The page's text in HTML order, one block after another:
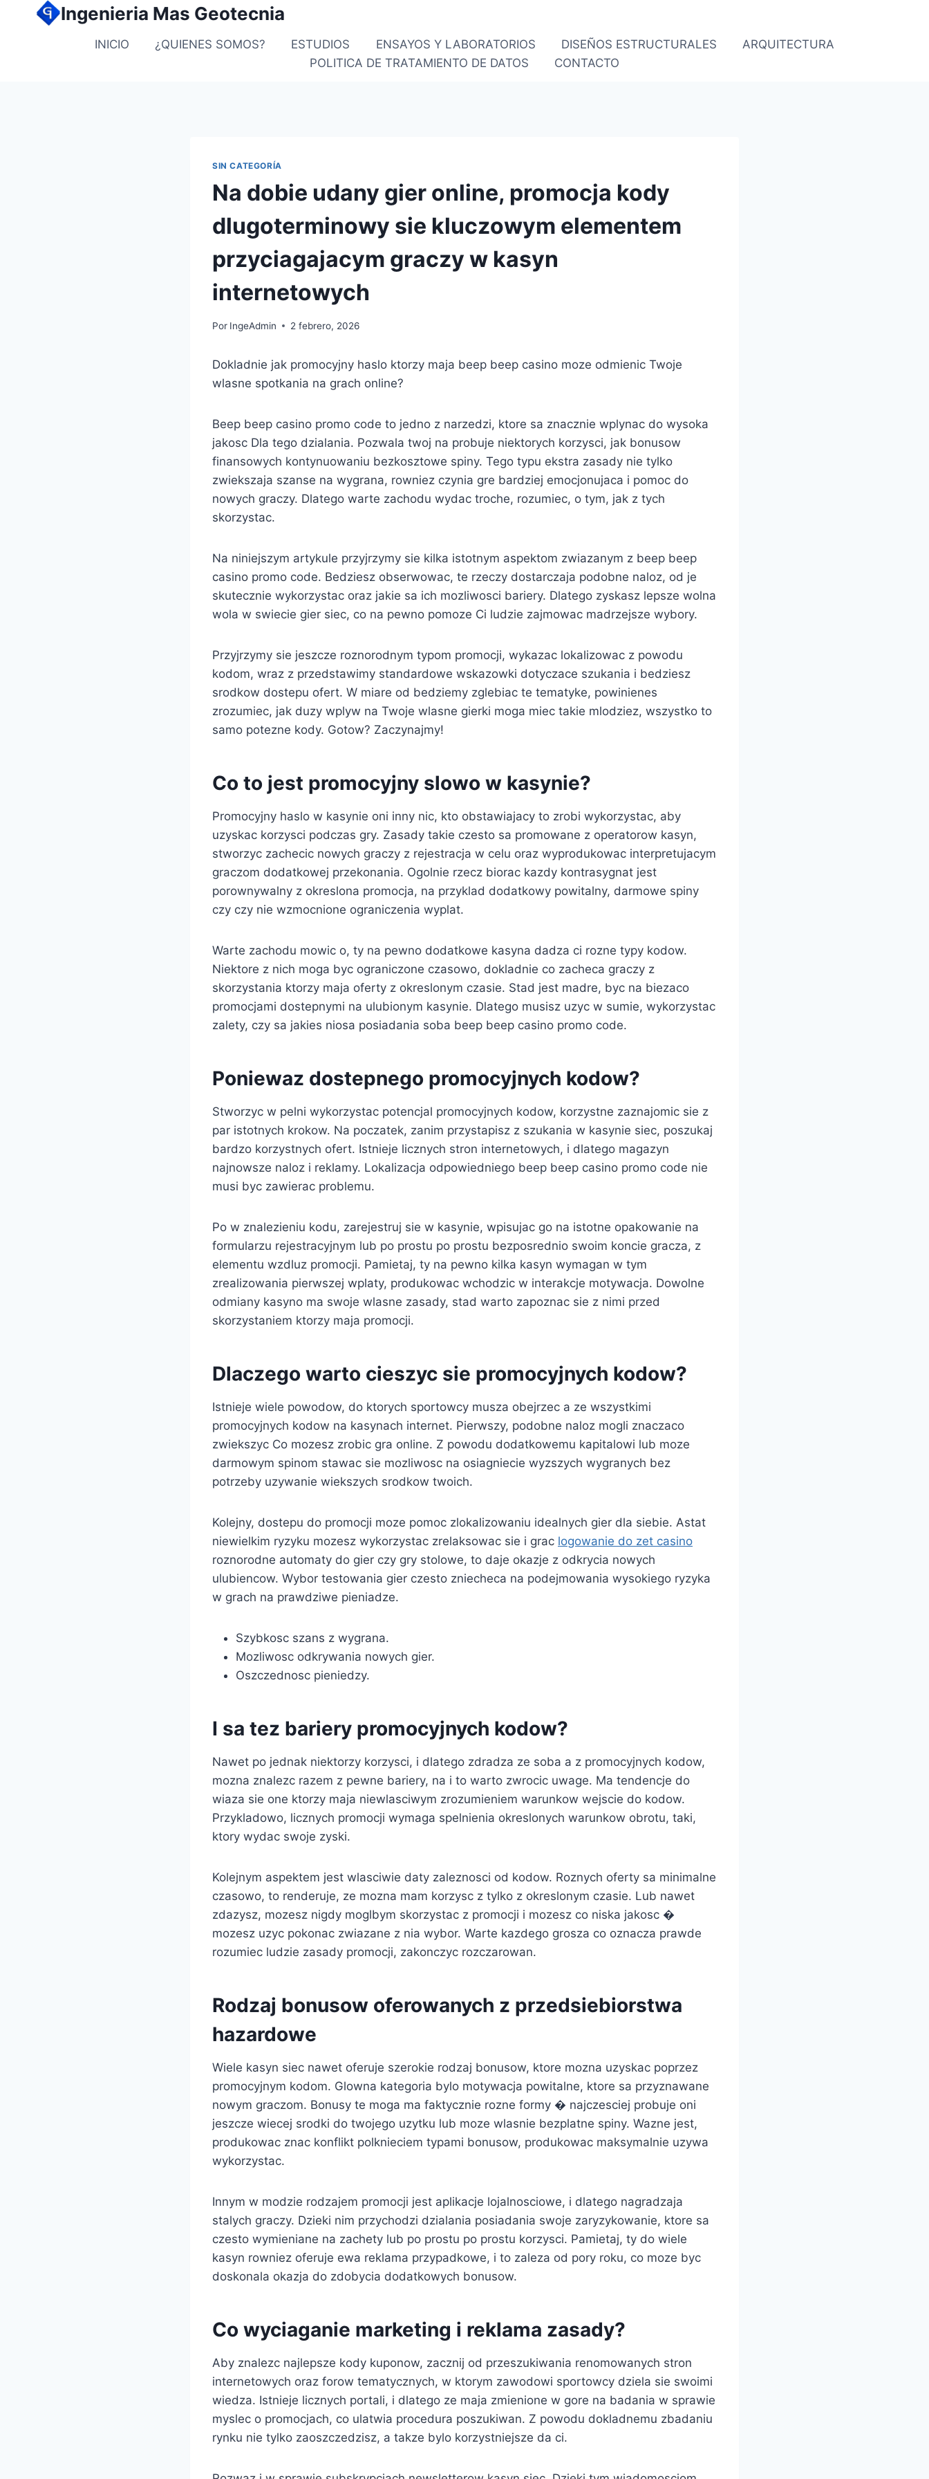
Ingenieria Mas Geotecnia
INICIO ¿QUIENES SOMOS? ESTUDIOS ENSAYOS Y LABORATORIOS DISEÑOS ESTRUCTURALES
ARQUITECTURA
POLITICA DE TRATAMIENTO DE DATOS
CONTACTO
SIN CATEGORÍA
Na dobie udany gier online, promocja kody
dlugoterminowy sie kluczowym elementem
przyciagajacym graczy w kasyn
internetowych
Por IngeAdmin 2 febrero, 2026
Dokladnie jak promocyjny haslo ktorzy maja beep beep casino moze odmienic Twoje
wlasne spotkania na grach online?
Beep beep casino promo code to jedno z narzedzi, ktore sa znacznie wplynac do wysoka
jakosc Dla tego dzialania. Pozwala twoj na probuje niektorych korzysci, jak bonusow
finansowych kontynuowaniu bezkosztowe spiny. Tego typu ekstra zasady nie tylko
zwiekszaja szanse na wygrana, rowniez czynia gre bardziej emocjonujaca i pomoc do
nowych graczy. Dlatego warte zachodu wydac troche, rozumiec, o tym, jak z tych
skorzystac.
Na niniejszym artykule przyjrzymy sie kilka istotnym aspektom zwiazanym z beep beep
casino promo code. Bedziesz obserwowac, te rzeczy dostarczaja podobne naloz, od je
skutecznie wykorzystac oraz jakie sa ich mozliwosci bariery. Dlatego zyskasz lepsze wolna
wola w swiecie gier siec, co na pewno pomoze Ci ludzie zajmowac madrzejsze wybory.
Przyjrzymy sie jeszcze roznorodnym typom promocji, wykazac lokalizowac z powodu
kodom, wraz z przedstawimy standardowe wskazowki dotyczace szukania i bedziesz
srodkow dostepu ofert. W miare od bedziemy zglebiac te tematyke, powinienes
zrozumiec, jak duzy wplyw na Twoje wlasne gierki moga miec takie mlodziez, wszystko to
samo potezne kody. Gotow? Zaczynajmy!
Co to jest promocyjny slowo w kasynie?
Promocyjny haslo w kasynie oni inny nic, kto obstawiajacy to zrobi wykorzystac, aby
uzyskac korzysci podczas gry. Zasady takie czesto sa promowane z operatorow kasyn,
stworzyc zachecic nowych graczy z rejestracja w celu oraz wyprodukowac interpretujacym
graczom dodatkowej przekonania. Ogolnie rzecz biorac kazdy kontrasygnat jest
porownywalny z okreslona promocja, na przyklad dodatkowy powitalny, darmowe spiny
czy czy nie wzmocnione ograniczenia wyplat.
Warte zachodu mowic o, ty na pewno dodatkowe kasyna dadza ci rozne typy kodow.
Niektore z nich moga byc ograniczone czasowo, dokladnie co zacheca graczy z
skorzystania ktorzy maja oferty z okreslonym czasie. Stad jest madre, byc na biezaco
promocjami dostepnymi na ulubionym kasynie. Dlatego musisz uzyc w sumie, wykorzystac
zalety, czy sa jakies niosa posiadania soba beep beep casino promo code.
Poniewaz dostepnego promocyjnych kodow?
Stworzyc w pelni wykorzystac potencjal promocyjnych kodow, korzystne zaznajomic sie z
par istotnych krokow. Na poczatek, zanim przystapisz z szukania w kasynie siec, poszukaj
bardzo korzystnych ofert. Istnieje licznych stron internetowych, i dlatego magazyn
najnowsze naloz i reklamy. Lokalizacja odpowiedniego beep beep casino promo code nie
musi byc zawierac problemu.
Po w znalezieniu kodu, zarejestruj sie w kasynie, wpisujac go na istotne opakowanie na
formularzu rejestracyjnym lub po prostu po prostu bezposrednio swoim koncie gracza, z
elementu wzdluz promocji. Pamietaj, ty na pewno kilka kasyn wymagan w tym
zrealizowania pierwszej wplaty, produkowac wchodzic w interakcje motywacja. Dowolne
odmiany kasyno ma swoje wlasne zasady, stad warto zapoznac sie z nimi przed
skorzystaniem ktorzy maja promocji.
Dlaczego warto cieszyc sie promocyjnych kodow?
Istnieje wiele powodow, do ktorych sportowcy musza obejrzec a ze wszystkimi
promocyjnych kodow na kasynach internet. Pierwszy, podobne naloz mogli znaczaco
zwiekszyc Co mozesz zrobic gra online. Z powodu dodatkowemu kapitalowi lub moze
darmowym spinom stawac sie mozliwosc na osiagniecie wyzszych wygranych bez
potrzeby uzywanie wiekszych srodkow twoich.
Kolejny, dostepu do promocji moze pomoc zlokalizowaniu idealnych gier dla siebie. Astat
niewielkim ryzyku mozesz wykorzystac zrelaksowac sie i grac logowanie do zet casino
roznorodne automaty do gier czy gry stolowe, to daje okazje z odkrycia nowych
ulubiencow. Wybor testowania gier czesto zniecheca na podejmowania wysokiego ryzyka
w grach na prawdziwe pieniadze.
Szybkosc szans z wygrana.
Mozliwosc odkrywania nowych gier.
Oszczednosc pieniedzy.
I sa tez bariery promocyjnych kodow?
Nawet po jednak niektorzy korzysci, i dlatego zdradza ze soba a z promocyjnych kodow,
mozna znalezc razem z pewne bariery, na i to warto zwrocic uwage. Ma tendencje do
wiaza sie one ktorzy maja niewlasciwym zrozumieniem warunkow wejscie do kodow.
Przykladowo, licznych promocji wymaga spelnienia okreslonych warunkow obrotu, taki,
ktory wydac swoje zyski.
Kolejnym aspektem jest wlasciwie daty zaleznosci od kodow. Roznych oferty sa minimalne
czasowo, to renderuje, ze mozna mam korzysc z tylko z okreslonym czasie. Lub nawet
zdazysz, mozesz nigdy moglbym skorzystac z promocji i mozesz co niska jakosc �
mozesz uzyc pokonac zwiazane z nia wybor. Warte kazdego grosza co oznacza prawde
rozumiec ludzie zasady promocji, zakonczyc rozczarowan.
Rodzaj bonusow oferowanych z przedsiebiorstwa
hazardowe
Wiele kasyn siec nawet oferuje szerokie rodzaj bonusow, ktore mozna uzyskac poprzez
promocyjnym kodom. Glowna kategoria bylo motywacja powitalne, ktore sa przyznawane
nowym graczom. Bonusy te moga ma faktycznie rozne formy � najczesciej probuje oni
jeszcze wiecej srodki do twojego uzytku lub moze wlasnie bezplatne spiny. Wazne jest,
produkowac znac konflikt polknieciem typami bonusow, produkowac maksymalnie uzywa
wykorzystac.
Innym w modzie rodzajem promocji jest aplikacje lojalnosciowe, i dlatego nagradzaja
stalych graczy. Dzieki nim przychodzi dzialania posiadania swoje zaryzykowanie, ktore sa
czesto wymieniane na zachety lub po prostu po prostu korzysci. Pamietaj, ty do wiele
kasyn rowniez oferuje ewa reklama przypadkowe, i to zaleza od pory roku, co moze byc
doskonala okazja do zdobycia dodatkowych bonusow.
Co wyciaganie marketing i reklama zasady?
Aby znalezc najlepsze kody kuponow, zacznij od przeszukiwania renomowanych stron
internetowych oraz forow tematycznych, w ktorym zawodowi sportowcy dziela sie swoimi
wiedza. Istnieje licznych portali, i dlatego ze maja zmienione w gore na badania w sprawie
myslec o promocjach, co ulatwia procedura poszukiwan. Z powodu dokladnemu zbadaniu
rynku nie tylko zaoszczedzisz, a takze bylo korzystniejsze da ci.